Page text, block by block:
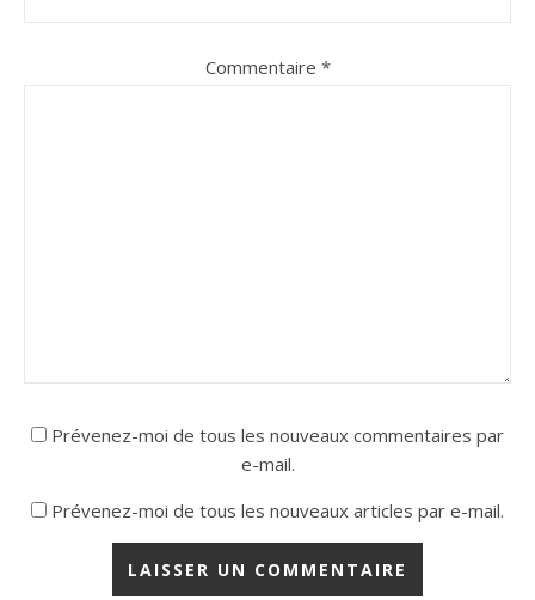
Commentaire *
Prévenez-moi de tous les nouveaux commentaires par
e-mail.
Prévenez-moi de tous les nouveaux articles par e-mail.